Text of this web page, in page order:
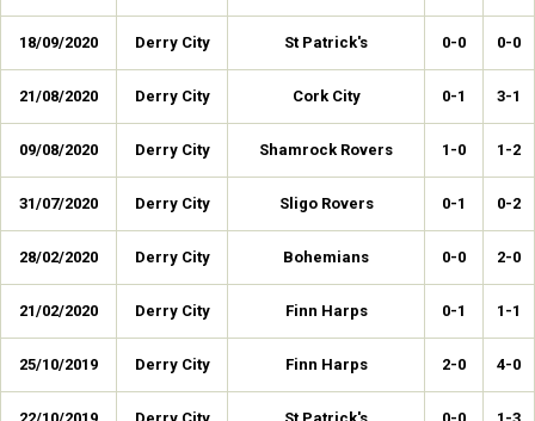
18/09/2020 Derry City St Patrick's 0-0 0-0
21/08/2020 Derry City Cork City 0-1 3-1
09/08/2020 Derry City Shamrock Rovers 1-0 1-2
31/07/2020 Derry City Sligo Rovers 0-1 0-2
28/02/2020 Derry City Bohemians 0-0 2-0
21/02/2020 Derry City Finn Harps 0-1 1-1
25/10/2019 Derry City Finn Harps 2-0 4-0